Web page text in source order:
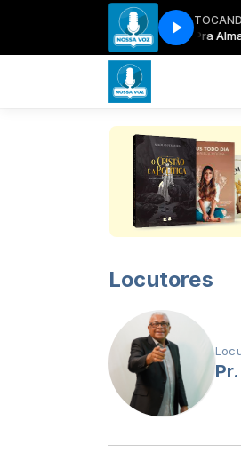
A Luz Se Apagar + Âncora Pra Alma -
Fé e Ação com Pr. Luiz Mário Fé e
Locutores